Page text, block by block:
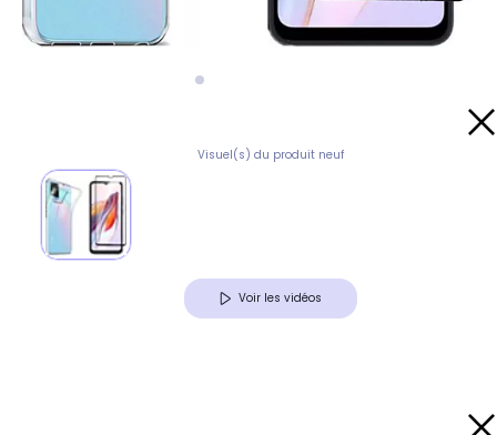
Visuel(s) du produit neuf
Voir les vidéos